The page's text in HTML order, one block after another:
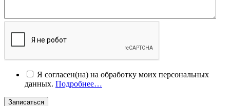
Я согласен(на) на обработку моих персональных
данных. Подробнее…
Записаться